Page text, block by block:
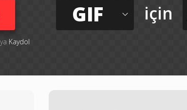
Kaydol
GIF için